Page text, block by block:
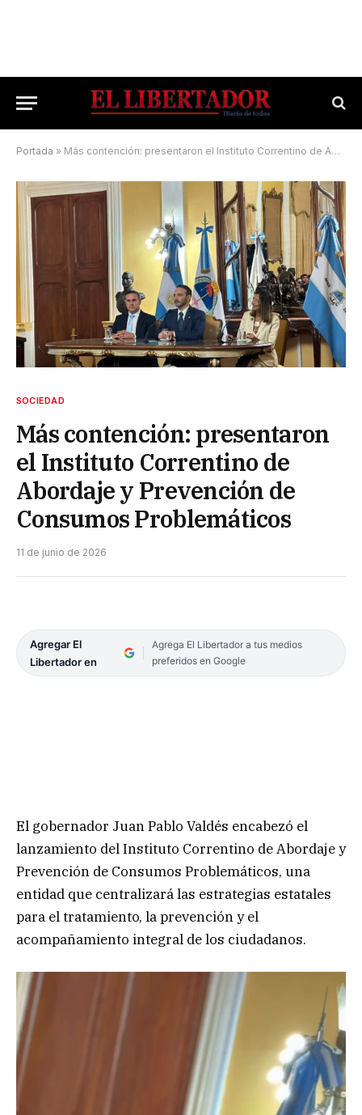
Portada » Más contención: presentaron el Instituto Correntino de Abordaje y Prevención de Consumos Problemáticos
SOCIEDAD
Más contención: presentaron
el Instituto Correntino de
Abordaje y Prevención de
Consumos Problemáticos
11 de junio de 2026
Agregar El
Libertador en
Agrega El Libertador a tus medios
preferidos en Google
El gobernador Juan Pablo Valdés encabezó el
lanzamiento del Instituto Correntino de Abordaje y
Prevención de Consumos Problemáticos, una
entidad que centralizará las estrategias estatales
para el tratamiento, la prevención y el
acompañamiento integral de los ciudadanos.